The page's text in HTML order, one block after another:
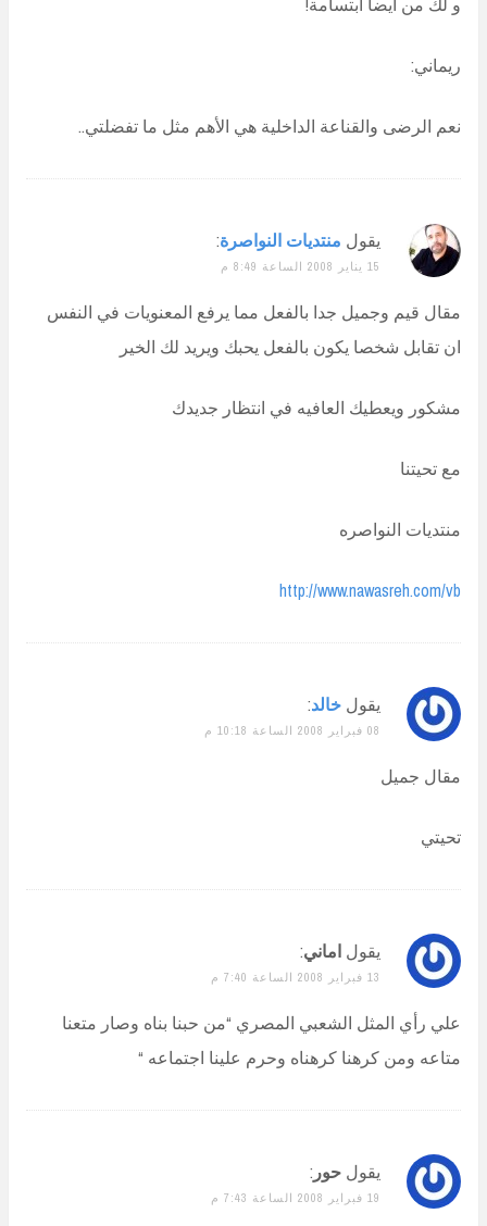
ريماني:
نعم الرضى والقناعة الداخلية هي الأهم مثل ما تفضلتي..
يقول منتديات النواصرة:
15 يناير 2008 الساعة 8:49 م
مقال قيم وجميل جدا بالفعل مما يرفع المعنويات في النفس
ان تقابل شخصا يكون بالفعل يحبك ويريد لك الخير
مشكور ويعطيك العافيه في انتظار جديدك
مع تحيتنا
منتديات النواصره
http://www.nawasreh.com/vb
يقول خالد:
08 فبراير 2008 الساعة 10:18 م
مقال جميل
تحيتي
يقول اماني:
13 فبراير 2008 الساعة 7:40 م
علي رأي المثل الشعبي المصري “من حبنا بناه وصار متعنا
متاعه ومن كرهنا كرهناه وحرم علينا اجتماعه “
يقول حور :
19 فبراير 2008 الساعة 7:43 م